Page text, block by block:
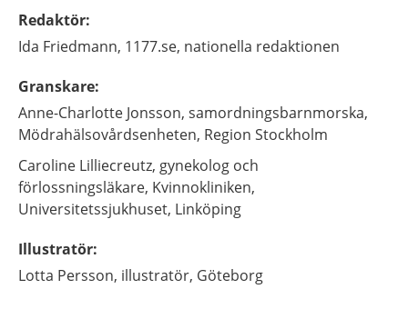
Redaktör:
Ida Friedmann, 1177.se, nationella redaktionen
Granskare:
Anne-Charlotte Jonsson, samordningsbarnmorska,
Mödrahälsovårdsenheten, Region Stockholm
Caroline Lilliecreutz, gynekolog och
förlossningsläkare, Kvinnokliniken,
Universitetssjukhuset, Linköping
Illustratör:
Lotta Persson, illustratör, Göteborg